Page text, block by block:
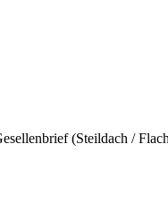
(Steildach /